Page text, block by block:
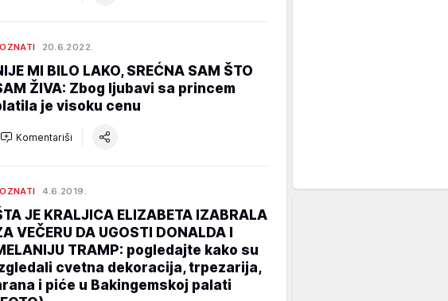
20.6.2022.
MI BILO LAKO, SREĆNA SAM ŠTO
ŽIVA: Zbog ljubavi sa princem
je visoku cenu
Komentariši
4.6.2019.
JE KRALJICA ELIZABETA IZABRALA
VEČERU DA UGOSTI DONALDA I
TRAMP: pogledajte kako su
cvetna dekoracija, trpezarija,
i piće u Bakingemskoj palati